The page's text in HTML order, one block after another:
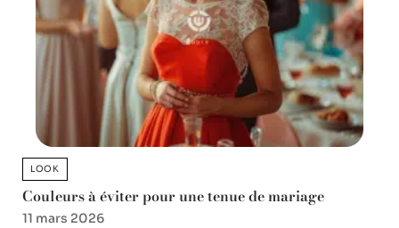
LOOK
Couleurs à éviter pour une tenue de mariage
11 mars 2026